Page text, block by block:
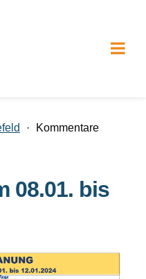
·
Kommentare
08.01. bis